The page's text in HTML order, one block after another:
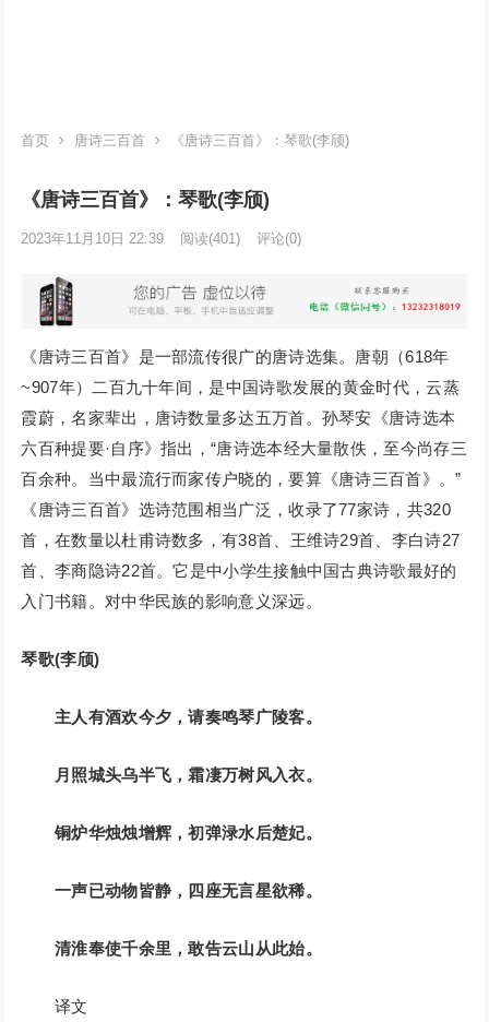
首页 唐诗三百首 《唐诗三百首》：琴歌(李颀)
《唐诗三百首》：琴歌(李颀)
2023年11月10日 22:39 阅读(401) 评论(0)
《唐诗三百首》是一部流传很广的唐诗选集。唐朝（618年
~907年）二百九十年间，是中国诗歌发展的黄金时代，云蒸
霞蔚，名家辈出，唐诗数量多达五万首。孙琴安《唐诗选本
六百种提要·自序》指出，“唐诗选本经大量散佚，至今尚存三
百余种。当中最流行而家传户晓的，要算《唐诗三百首》。”
《唐诗三百首》选诗范围相当广泛，收录了77家诗，共320
首，在数量以杜甫诗数多，有38首、王维诗29首、李白诗27
首、李商隐诗22首。它是中小学生接触中国古典诗歌最好的
入门书籍。对中华民族的影响意义深远。
琴歌(李颀)
主人有酒欢今夕，请奏鸣琴广陵客。
月照城头乌半飞，霜凄万树风入衣。
铜炉华烛烛增辉，初弹渌水后楚妃。
一声已动物皆静，四座无言星欲稀。
清淮奉使千余里，敢告云山从此始。
译文